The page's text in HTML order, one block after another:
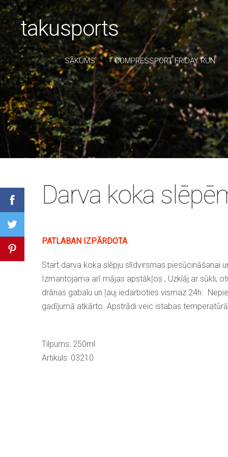
takusports
SĀKUMS COMPRESSPORT FRIDAY RUN
Darva koka
PATLABAN IZPĀRDOTA
Start darva koka slēpju slīdvirsmas piesūcināšanai
Izmantojama arī mājas apstākļos , Uzklāj ar sūkli,
drānas gabalu un ļauj iedarboties vismaz 24h.
gadījumā atkārto. Apstrādi veic istabas
Tilpums: 250ml
Artikuls: 03210